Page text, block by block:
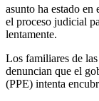
asunto ha estado
el proceso judicial
lentamente.
Los familiares de
denuncian que el
(PPE) intenta